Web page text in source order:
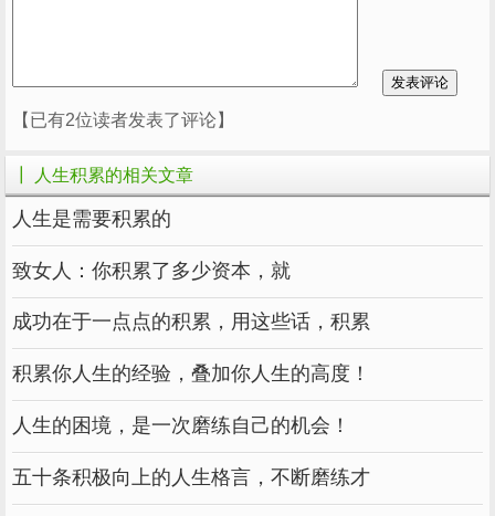
人。
【已有2位读者发表了评论】
┃ 人生积累的相关文章
人生是需要积累的
致女人：你积累了多少资本，就
成功在于一点点的积累，用这些话，积累
积累你人生的经验，叠加你人生的高度！
人生的困境，是一次磨练自己的机会！
五十条积极向上的人生格言，不断磨练才